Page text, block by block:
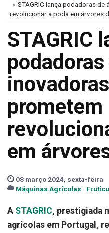
STAGRIC lança podadoras
revolucionar a poda em árvores
STAGRIC
prometem
em
08 março 2024, sexta-feira
Máquinas Agrícolas
A STAGRIC, prestigiada
agrícolas em Portugal,